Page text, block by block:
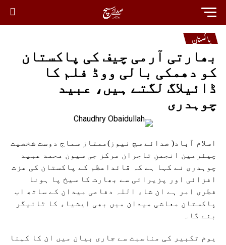
پاکستان
بھارتی آرمی چیف کی پاکستان
کو دھمکی بالی ووڈ فلم کا
ڈائیلاگ لگتے ہیں، عبید
چوہدری
اسلام آباد( صدائے سچ نیوز)ممتاز سماج دوست شخصیت
چیئرمین انجمنِ تاجران مرکز جی سیون محمد عبید
چوہدری نے کہا ہے کہ قائداعظم کے پاکستان کی عزت
افزائی اور پزیرائی سے بھارت کا سیخ پا ہونا
فطری امر ہے ان شاء اللہ دفاعی میدان کے ساتھ اب
پاکستان معاشی میدان میں بھی ایشیاء کا ٹائیگر
بنے گا۔
یوم تکبیر کی مناسبت سے جاری بیان میں ان کا کہنا